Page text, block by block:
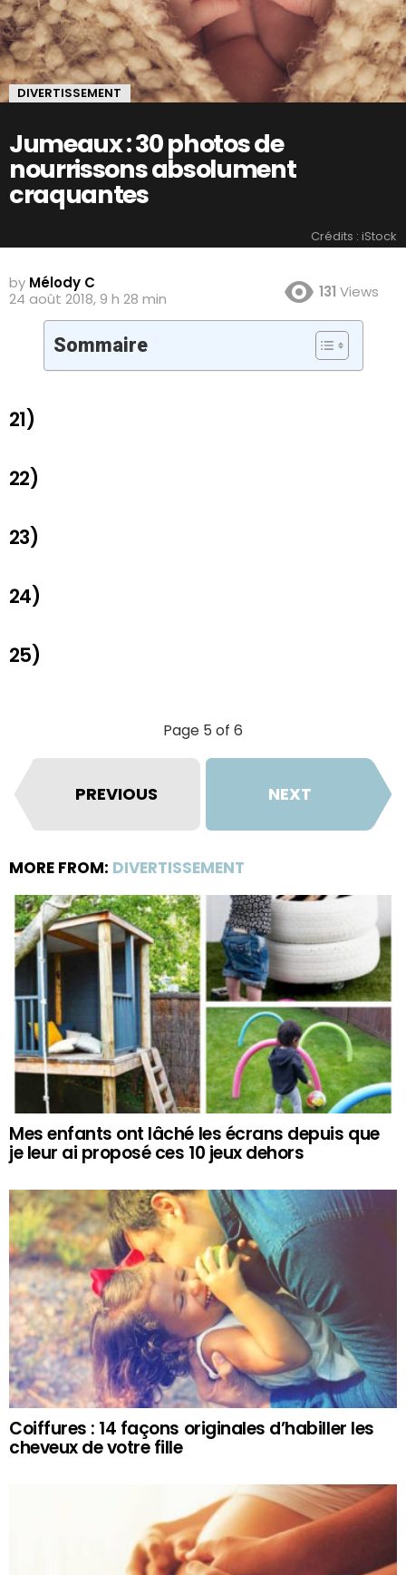
DIVERTISSEMENT
Jumeaux : 30 photos de
nourrissons absolument
craquantes
Crédits : iStock
by Mélody C
24 août 2018, 9 h 28 min
131 Views
Sommaire
21)
22)
23)
24)
25)
Page 5 of 6
PREVIOUS NEXT
MORE FROM: DIVERTISSEMENT
Mes enfants ont lâché les écrans depuis que
je leur ai proposé ces 10 jeux dehors
Coiffures : 14 façons originales d’habiller les
cheveux de votre fille